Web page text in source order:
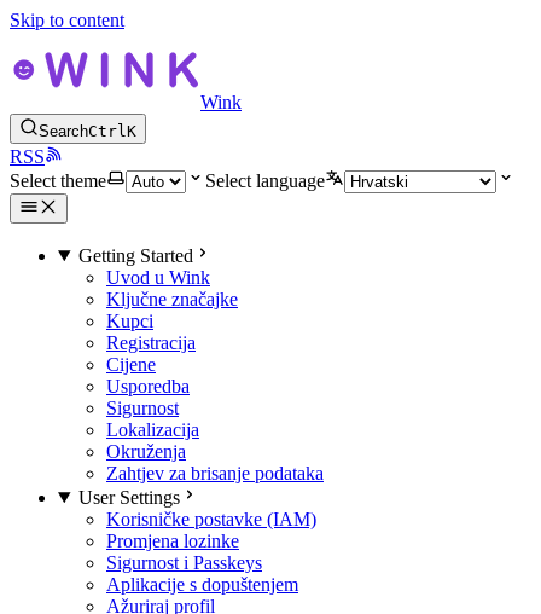
Skip to content
Wink
SearchCtrlK
RSS
Select theme
Select language
Getting Started
Uvod u Wink
Ključne značajke
Kupci
Registracija
Cijene
Usporedba
Sigurnost
Lokalizacija
Okruženja
Zahtjev za brisanje podataka
User Settings
Korisničke postavke (IAM)
Promjena lozinke
Sigurnost i Passkeys
Aplikacije s dopuštenjem
Ažuriraj profil